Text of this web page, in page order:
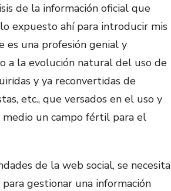
de la información oficial que
expuesto ahí para introducir mis
es una profesión genial y
a la evolución natural del uso de
y ya reconvertidas de
etc., que versados en el uso y
un campo fértil para el
de la web social, se necesita
gestionar una información